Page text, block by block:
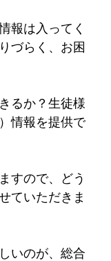
報は入ってく
づらく、お困
るか？生徒様
情報を提供で
すので、どう
ていただきま
いのが、総合